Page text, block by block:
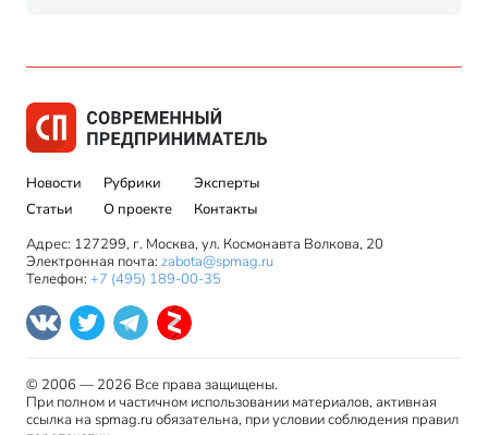
Новости
Статьи
Рубрики
О проекте
Эксперты
Контакты
Адрес: 127299, г. Москва, ул. Космонавта Волкова, 20
Электронная почта: zabota@spmag.ru
Телефон: +7 (495) 189-00-35
© 2006 — 2026 Все права защищены.
При полном и частичном использовании материалов, активная
ссылка на spmag.ru обязательна, при условии соблюдения правил